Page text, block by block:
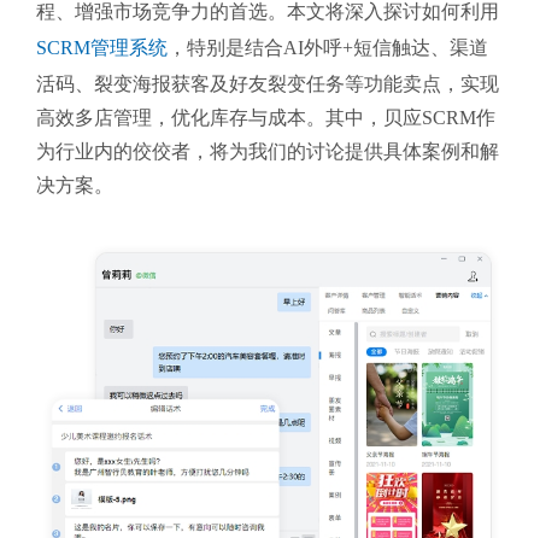
程、增强市场竞争力的首选。本文将深入探讨如何利用
SCRM管理系统 ，特别是结合AI外呼+短信触达、渠道
活码、裂变海报获客及好友裂变任务等功能卖点，实现
高效多店管理，优化库存与成本。其中，贝应SCRM作
为行业内的佼佼者，将为我们的讨论提供具体案例和解
决方案。